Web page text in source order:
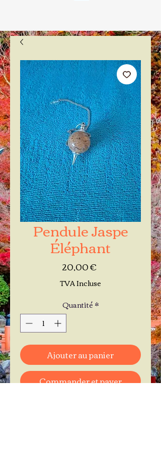
Pendule Jaspe
Éléphant
20,00 €Prix
TVA Incluse
Quantité*
Ajouter au panier
Commander et payer